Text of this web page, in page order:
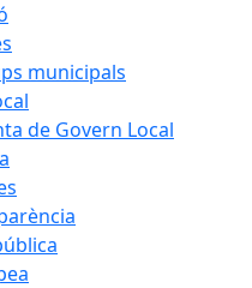
municipals
de Govern Local